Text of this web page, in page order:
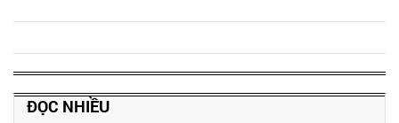
ĐỌC NHIỀU